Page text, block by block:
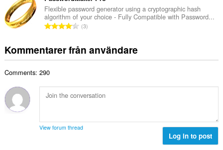
e
t
y
:
n
t
a
e
t
:
a
l
t
n
t
b
e
g
Flexible password generator using a cryptographic hash
algorithm of your choice - Fully Compatible with Password...
T
t
a
a
n
l
3
Kommentarer från användare
Comments: 290
View forum thread
Log in to post